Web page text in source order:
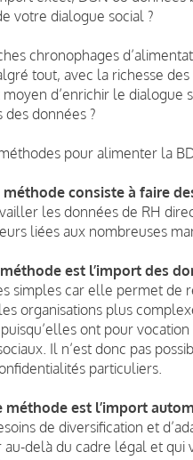
votre dialogue social ?
chronophages
tout, avec la richesse
d’enrichir le dialogue
des données ?
pour alimenter la
méthode consiste à faire
les données de RH
liées aux nombreuses
est l’import des
simples car elle permet de
organisations plus
ont pour
Il n’est donc pas
particuliers.
méthode est l’import
de diversification et
delà du cadre légal et qui